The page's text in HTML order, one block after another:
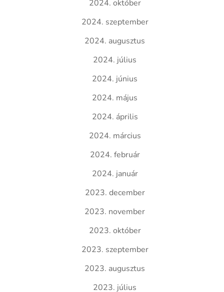
2024. október
2024. szeptember
2024. augusztus
2024. július
2024. június
2024. május
2024. április
2024. március
2024. február
2024. január
2023. december
2023. november
2023. október
2023. szeptember
2023. augusztus
2023. július